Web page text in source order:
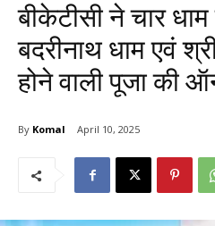
बीकेटीसी ने चार धाम
बदरीनाथ धाम एवं
होने वाली पूजा की
By Komal April 10, 2025